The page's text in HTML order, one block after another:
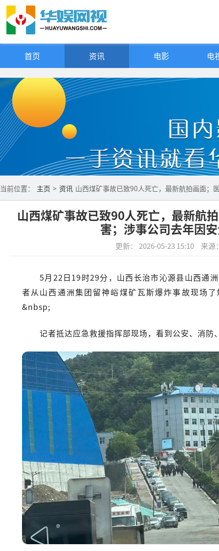
首页 资讯 电影 电
当前位置： 主页 > 资讯 山西煤矿事故已致90人死亡，最新航拍画面；
山西煤矿事故已致90人死亡，最新航
害；涉事公司去年因
更新： 2026-05-23 15:10 来源
5月22日19时29分，山西长治市沁源县山西通
者从山西通洲集团留神峪煤矿瓦斯爆炸事故现场
&nbsp;
记者抵达应急救援指挥部现场，看到公安、消